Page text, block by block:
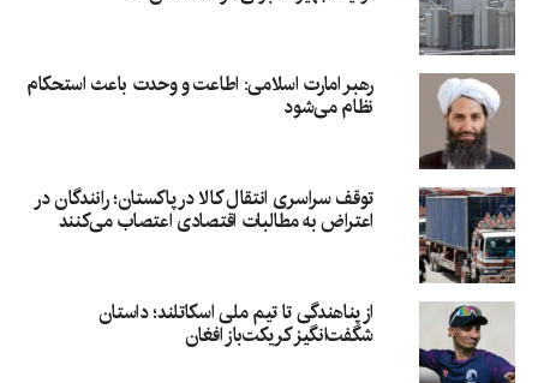
رهبر امارت اسلامی: اطاعت و وحدت باعث استحکام
نظام می‌شود
توقف سراسری انتقال کالا در پاکستان؛ رانندگان در
اعتراض به مطالبات اقتصادی اعتصاب می‌کنند
از پناهندگی تا تیم ملی اسکاتلند؛ داستان
شگفت‌انگیز کریکت‌باز افغان